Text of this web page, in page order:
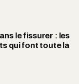
le fissurer : les
qui font toute la